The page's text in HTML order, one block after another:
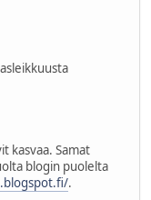
kasvaa. Samat
blogin puolelta
.